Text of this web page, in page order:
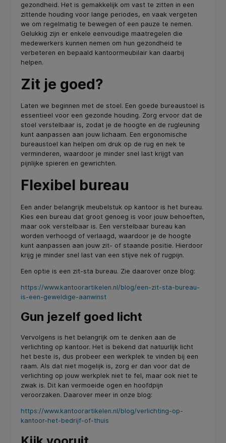
gezondheid. Het is gemakkelijk om vast te zitten in een
zittende houding voor lange periodes, en vaak vergeten
we om regelmatig te bewegen of een pauze te nemen.
Gelukkig zijn er enkele eenvoudige maatregelen die
medewerkers kunnen nemen om hun gezondheid te
verbeteren en bepaald kantoormeubilair kan daarbij
helpen.
Zit je goed?
Laten we beginnen met de stoel. Een goede bureaustoel is
essentieel voor een gezonde houding. Zorg ervoor dat de
stoel verstelbaar is, zodat je de hoogte en de rugleuning
kunt aanpassen aan jouw lichaam. Een ergonomische
bureaustoel kan helpen om druk op de rug en nek te
verminderen, waardoor je minder snel last krijgt van
pijnlijke spieren en gewrichten.
Flexibel bureau
Een ander belangrijk meubelstuk op kantoor is het bureau.
Kies een bureau dat groot genoeg is voor jouw behoeften,
maar ook verstelbaar is. Een verstelbaar bureau kan
worden verhoogd of verlaagd, waardoor je de hoogte
kunt aanpassen aan jouw zit- of staande positie. Hierdoor
krijg je minder snel last van een stijve nek of rugpijn.
Een optie is een zit-sta bureau. Zie daarover onze blog:
https://www.kantoorartikelen.nl/blog/een-zit-sta-bureau-
is-een-geweldige-aanwinst
Gun jezelf goed licht
Vervolgens is het belangrijk om te denken aan de
verlichting op kantoor. Het is bekend dat natuurlijk licht
het beste is, dus probeer een werkplek te vinden bij een
raam. Als dat niet mogelijk is, zorg er dan voor dat de
verlichting op jouw werkplek niet te fel, maar ook niet te
zwak is. Dit kan vermoeide ogen en hoofdpijn
veroorzaken. Daarover meer in onze blog:
https://www.kantoorartikelen.nl/blog/verlichting-op-
kantoor-het-bedrijf-of-thuis